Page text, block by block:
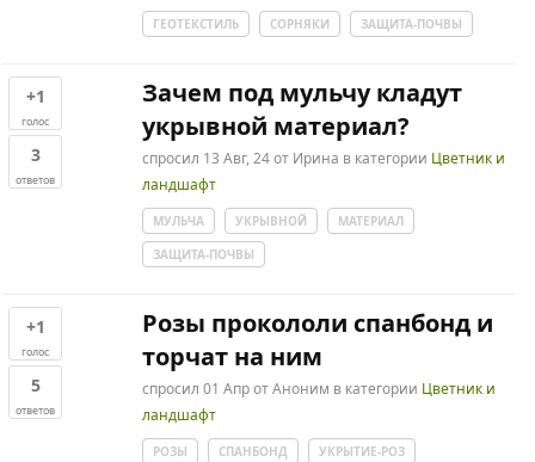
ГЕОТЕКСТИЛЬ СОРНЯКИ ЗАЩИТА-ПОЧВЫ
+1
голос
3
ответов
Зачем под мульчу кладут
укрывной материал?
спросил 13 Авг, 24 от Ирина в категории Цветник и
ландшафт
МУЛЬЧА УКРЫВНОЙ
МАТЕРИАЛ
ЗАЩИТА-ПОЧВЫ
+1
голос
5
ответов
Розы прокололи спанбонд и
торчат на ним
спросил 01 Апр отАноним в категории Цветник и
ландшафт
РОЗЫ СПАНБОНД УКРЫТИЕ-РОЗ